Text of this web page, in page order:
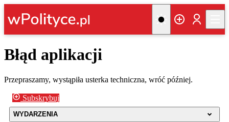
Błąd aplikacji
Przepraszamy, wystąpiła usterka techniczna, wróć później.
Subskrybuj
WYDARZENIA